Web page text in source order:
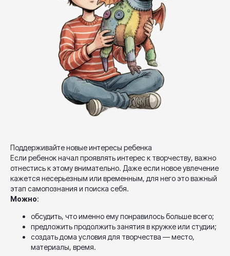
Поддерживайте новые интересы ребенка
Если ребенок начал проявлять интерес к творчеству, важно
отнестись к этому внимательно. Даже если новое увлечение
кажется несерьезным или временным, для него это важный
этап самопознания и поиска себя.
Можно:
обсудить, что именно ему понравилось больше всего;
предложить продолжить занятия в кружке или студии;
создать дома условия для творчества — место,
материалы, время.